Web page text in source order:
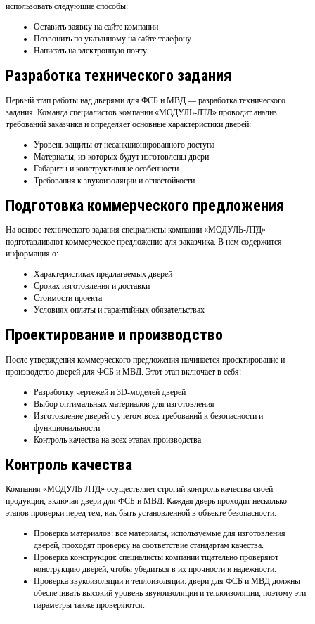
использовать следующие способы:
Оставить заявку на сайте компании
Позвонить по указанному на сайте телефону
Написать на электронную почту
Разработка технического задания
Первый этап работы над дверями для ФСБ и МВД — разработка технического
задания. Команда специалистов компании «МОДУЛЬ-ЛТД» проводит анализ
требований заказчика и определяет основные характеристики дверей:
Уровень защиты от несанкционированного доступа
Материалы, из которых будут изготовлены двери
Габариты и конструктивные особенности
Требования к звукоизоляции и огнестойкости
Подготовка коммерческого предложения
На основе технического задания специалисты компании «МОДУЛЬ-ЛТД»
подготавливают коммерческое предложение для заказчика. В нем содержится
информация о:
Характеристиках предлагаемых дверей
Сроках изготовления и доставки
Стоимости проекта
Условиях оплаты и гарантийных обязательствах
Проектирование и производство
После утверждения коммерческого предложения начинается проектирование и
производство дверей для ФСБ и МВД. Этот этап включает в себя:
Разработку чертежей и 3D-моделей дверей
Выбор оптимальных материалов для изготовления
Изготовление дверей с учетом всех требований к безопасности и
функциональности
Контроль качества на всех этапах производства
Контроль качества
Компания «МОДУЛЬ-ЛТД» осуществляет строгий контроль качества своей
продукции, включая двери для ФСБ и МВД. Каждая дверь проходит несколько
этапов проверки перед тем, как быть установленной в объекте безопасности.
Проверка материалов: все материалы, используемые для изготовления
дверей, проходят проверку на соответствие стандартам качества.
Проверка конструкции: специалисты компании тщательно проверяют
конструкцию дверей, чтобы убедиться в их прочности и надежности.
Проверка звукоизоляции и теплоизоляции: двери для ФСБ и МВД должны
обеспечивать высокий уровень звукоизоляции и теплоизоляции, поэтому эти
параметры также проверяются.